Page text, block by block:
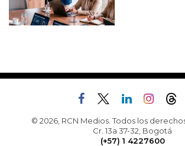
© 2026, RCN Medios. Todos los
Cr. 13a 37-32, Bogotá
(+57) 1 4227600